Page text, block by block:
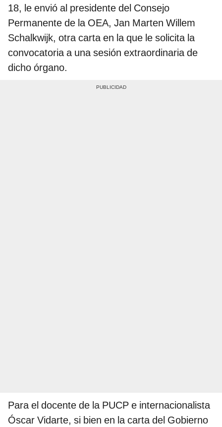
18, le envió al presidente del Consejo
Permanente de la OEA, Jan Marten Willem
Schalkwijk, otra carta en la que le solicita la
convocatoria a una sesión extraordinaria de
dicho órgano.
Para el docente de la PUCP e internacionalista
Óscar Vidarte, si bien en la carta del Gobierno